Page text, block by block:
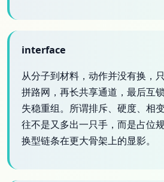
interface
从分子到材料，动作并没有换，
拼路网，再长共享通道，最后互
失稳重组。所谓排斥、硬度、相
往不是又多出一只手，而是占位
换型链条在更大骨架上的显影。